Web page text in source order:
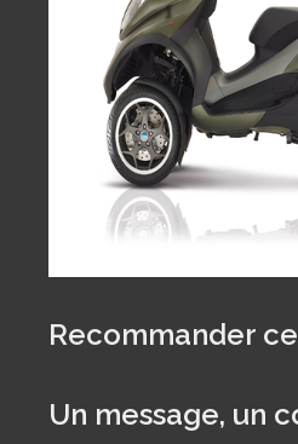
Recommander
Un message, un